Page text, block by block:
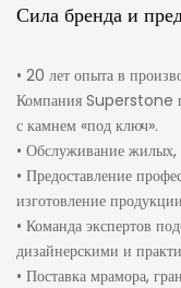
Сила бренда и
• 20 лет опыта в
Компания Superstone
с камнем «под ключ».
• Обслуживание жилых,
• Предоставление
изготовление
• Команда экспертов
дизайнерскими и
• Поставка мрамора,